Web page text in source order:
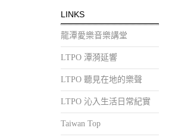
LINKS
龍潭愛樂音樂講堂
LTPO 潭漪延響
LTPO 聽見在地的樂聲
LTPO 沁入生活日常紀實
Taiwan Top